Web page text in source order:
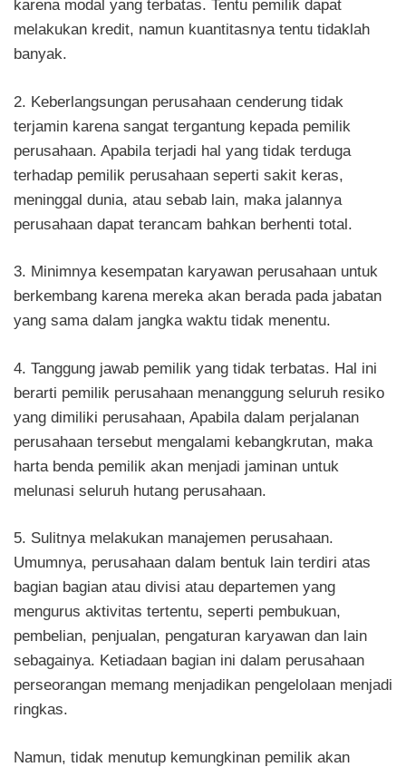
karena modal yang terbatas. Tentu pemilik dapat
melakukan kredit, namun kuantitasnya tentu tidaklah
banyak.
2. Keberlangsungan perusahaan cenderung tidak
terjamin karena sangat tergantung kepada pemilik
perusahaan. Apabila terjadi hal yang tidak terduga
terhadap pemilik perusahaan seperti sakit keras,
meninggal dunia, atau sebab lain, maka jalannya
perusahaan dapat terancam bahkan berhenti total.
3. Minimnya kesempatan karyawan perusahaan untuk
berkembang karena mereka akan berada pada jabatan
yang sama dalam jangka waktu tidak menentu.
4. Tanggung jawab pemilik yang tidak terbatas. Hal ini
berarti pemilik perusahaan menanggung seluruh resiko
yang dimiliki perusahaan, Apabila dalam perjalanan
perusahaan tersebut mengalami kebangkrutan, maka
harta benda pemilik akan menjadi jaminan untuk
melunasi seluruh hutang perusahaan.
5. Sulitnya melakukan manajemen perusahaan.
Umumnya, perusahaan dalam bentuk lain terdiri atas
bagian bagian atau divisi atau departemen yang
mengurus aktivitas tertentu, seperti pembukuan,
pembelian, penjualan, pengaturan karyawan dan lain
sebagainya. Ketiadaan bagian ini dalam perusahaan
perseorangan memang menjadikan pengelolaan menjadi
ringkas.
Namun, tidak menutup kemungkinan pemilik akan